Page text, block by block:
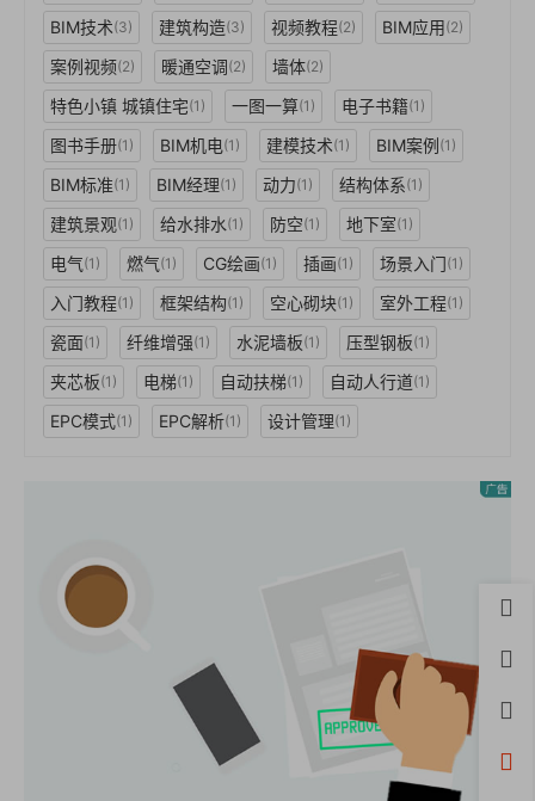
BIM技术(3) 建筑构造(3) 视频教程(2) BIM应用(2)
案例视频(2) 暖通空调(2) 墙体(2)
特色小镇 城镇住宅(1) 一图一算(1) 电子书籍(1)
图书手册(1) BIM机电(1) 建模技术(1) BIM案例(1)
BIM标准(1) BIM经理(1) 动力(1) 结构体系(1)
建筑景观(1) 给水排水(1) 防空(1) 地下室(1)
电气(1) 燃气(1) CG绘画(1) 插画(1) 场景入门(1)
入门教程(1) 框架结构(1) 空心砌块(1) 室外工程(1)
瓷面(1) 纤维增强(1) 水泥墙板(1) 压型钢板(1)
夹芯板(1) 电梯(1) 自动扶梯(1) 自动人行道(1)
EPC模式(1) EPC解析(1) 设计管理(1)